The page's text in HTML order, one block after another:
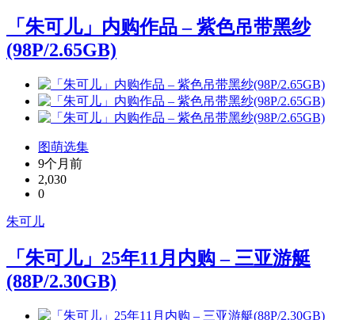
「朱可儿」内购作品 – 紫色吊带黑纱
(98P/2.65GB)
图萌选集
9个月前
2,030
0
朱可儿
「朱可儿」25年11月内购 – 三亚游艇
(88P/2.30GB)